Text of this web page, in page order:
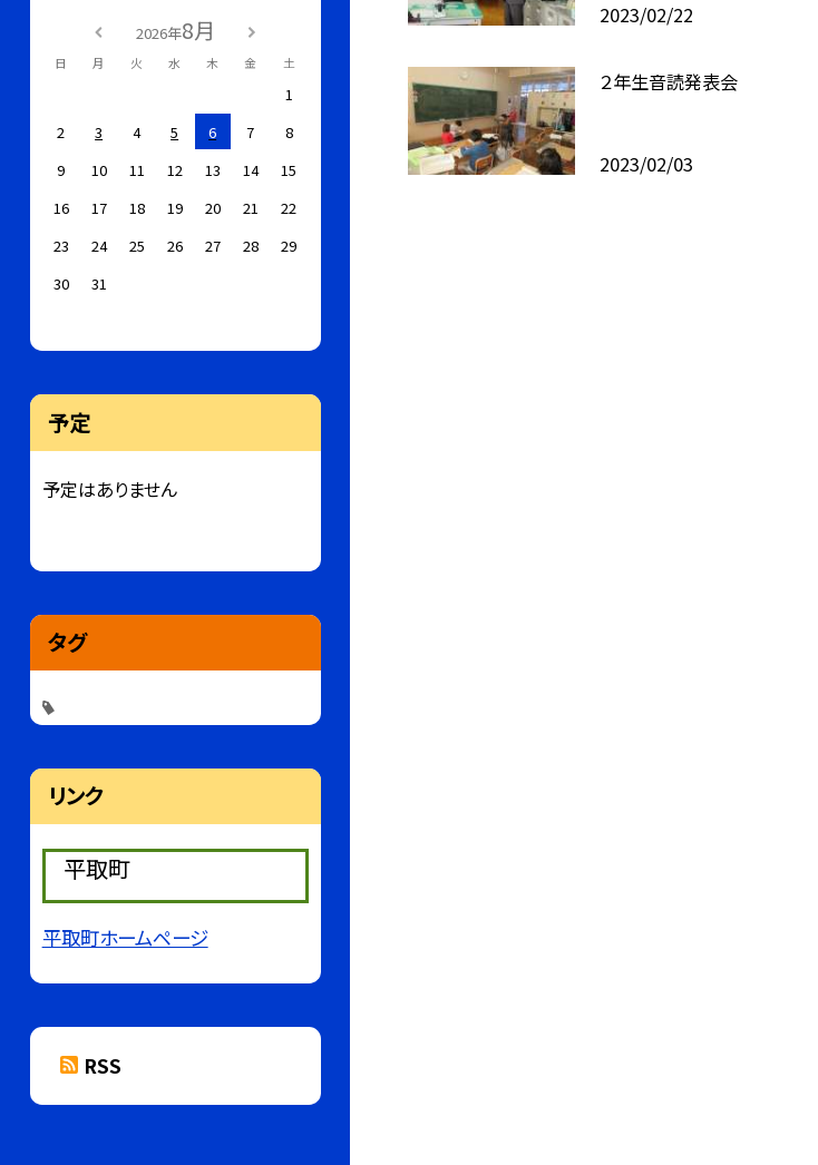
2023/02/22
２年生音読発表会
2023/02/03
2026年8月
日 月 火 水 木 金 土
1
2
3 4 5 6 7
8
9
10 11 12 13 14
15
16
17 18 19 20 21
22
23
24 25 26 27 28
29
30
31
予定
予定はありません
タグ
リンク
平取町
平取町ホームページ
RSS